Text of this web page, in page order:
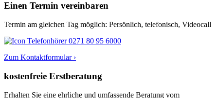
Einen Termin vereinbaren
Termin am gleichen Tag möglich: Persönlich, telefonisch, Videocall
0271 80 95 6000
Zum Kontaktformular ›
kostenfreie Erstberatung
Erhalten Sie eine ehrliche und umfassende Beratung vom